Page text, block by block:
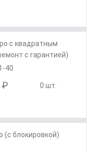
с квадратным
с гарантией)
40
₽ 0 шт.
(с блокировкой)